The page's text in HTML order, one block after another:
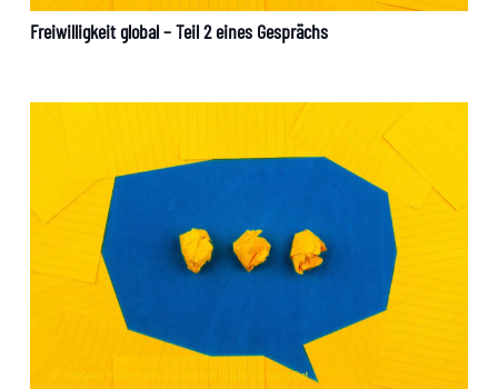
Freiwilligkeit global – Teil 2 eines Gesprächs